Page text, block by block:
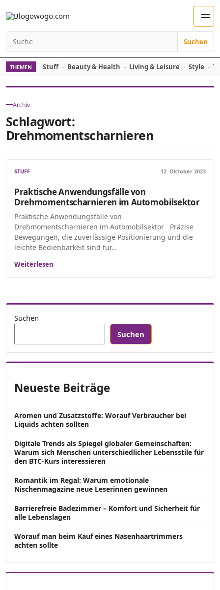
Suchen nach:
Suchen
THEMEN Stuff Beauty & Health Living & Leisure Style
Archiv
Schlagwort:
Drehmomentscharnieren
STUFF 12. Oktober 2023
Praktische Anwendungsfälle von
Drehmomentscharnieren im Automobilsektor
Praktische Anwendungsfälle von
Drehmomentscharnieren im Automobilsektor Präzise
Bewegungen, die zuverlässige Positionierung und die
leichte Bedienbarkeit sind für…
Weiterlesen
Suchen
Suchen
Neueste Beiträge
Aromen und Zusatzstoffe: Worauf Verbraucher bei
Liquids achten sollten
Digitale Trends als Spiegel globaler Gemeinschaften:
Warum sich Menschen unterschiedlicher Lebensstile für
den BTC-Kurs interessieren
Romantik im Regal: Warum emotionale
Nischenmagazine neue Leserinnen gewinnen
Barrierefreie Badezimmer – Komfort und Sicherheit für
alle Lebenslagen
Worauf man beim Kauf eines Nasenhaartrimmers
achten sollte